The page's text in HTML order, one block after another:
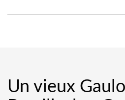
Un vieux